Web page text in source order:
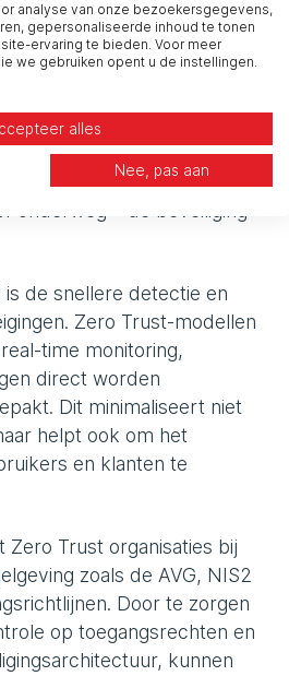
Trust veilig hybride
kunnen overal
cruciaal in een moderne
en productiviteit hand
Of iemand nu vanuit huis
de snellere detectie en
Zero Trust-modellen
time monitoring,
direct worden
Dit minimaliseert niet
helpt ook om het
en klanten te
Zero Trust organisaties bij
zoals de AVG, NIS2
Door te zorgen
op toegangsrechten en
kunnen
analyse van onze bezoekersgegevens,
gepersonaliseerde inhoud te tonen
ervaring te bieden. Voor meer
we gebruiken opent u de instellingen.
alles
Nee, pas aan